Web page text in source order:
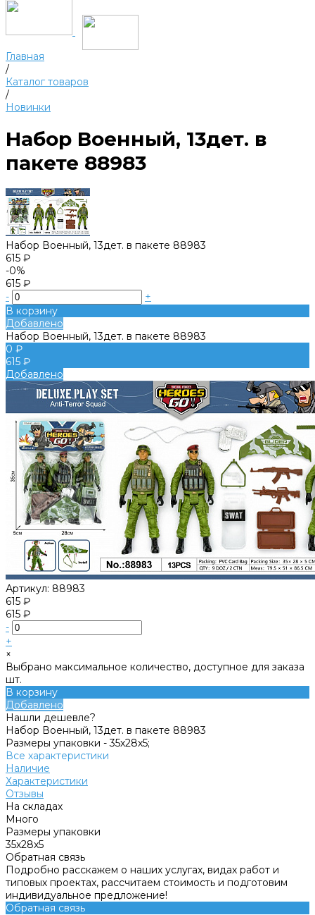
Главная
/
Каталог товаров
/
Новинки
Набор Военный, 13дет. в
пакете 88983
Набор Военный, 13дет. в пакете 88983
615 ₽
-0%
615 ₽
-
+
В корзину
Добавлено
Набор Военный, 13дет. в пакете 88983
0 ₽
615 ₽
Добавлено
Артикул: 88983
615 ₽
615 ₽
-
+
×
Выбрано максимальное количество, доступное для заказа
шт.
В корзину
Добавлено
Нашли дешевле?
Набор Военный, 13дет. в пакете 88983
Размеры упаковки -35х28х5;
Все характеристики
Наличие
Характеристики
Отзывы
На складах
Много
Размеры упаковки
35х28х5
Обратная связь
Подробно расскажем о наших услугах, видах работ и
типовых проектах, рассчитаем стоимость и подготовим
индивидуальное предложение!
Обратная связь